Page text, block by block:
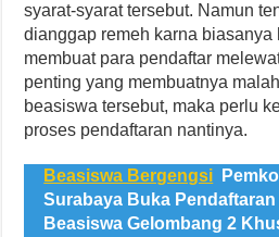
syarat-syarat tersebut. Namun
dianggap remeh karna biasanya
membuat para pendaftar
penting yang membuatnya
beasiswa tersebut, maka perlu
proses pendaftaran nantinya.
Beasiswa Bergengsi
Surabaya Buka Pendaftaran
Beasiswa Gelombang 2